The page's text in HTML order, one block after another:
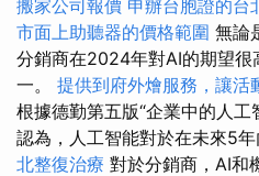
搬家公司報價 申辦台胞證的台
市面上助聽器的價格範圍 無論
分銷商在2024年對AI的期望很
一。 提供到府外燴服務，讓活
根據德勤第五版“企業中的人
認為，人工智能對於在未來5
北整復治療 對於分銷商，AI和